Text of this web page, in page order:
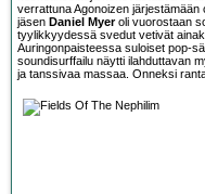
verrattuna Agonoizen
jäsen Daniel Myeroli vuorostaan
tyylikkyydessä svedut vetivät
Auringonpaisteessa suloiset pop-
soundisurffailu näytti ilahduttavan
ja tanssivaa massaa. Onneksi